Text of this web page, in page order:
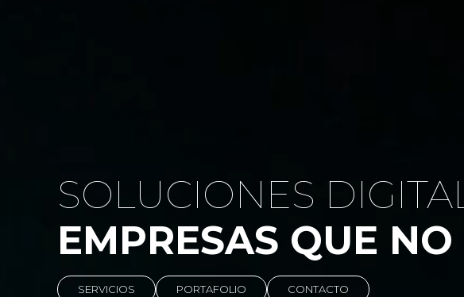
SOLUCIONES
EMPRESAS QUE
SERVICIOS PORTAFOLIO CONTACTO